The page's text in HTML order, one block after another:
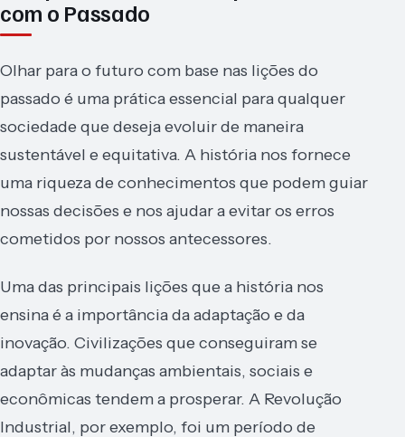
com o Passado
Olhar para o futuro com base nas lições do
passado é uma prática essencial para qualquer
sociedade que deseja evoluir de maneira
sustentável e equitativa. A história nos fornece
uma riqueza de conhecimentos que podem guiar
nossas decisões e nos ajudar a evitar os erros
cometidos por nossos antecessores.
Uma das principais lições que a história nos
ensina é a importância da adaptação e da
inovação. Civilizações que conseguiram se
adaptar às mudanças ambientais, sociais e
econômicas tendem a prosperar. A Revolução
Industrial, por exemplo, foi um período de